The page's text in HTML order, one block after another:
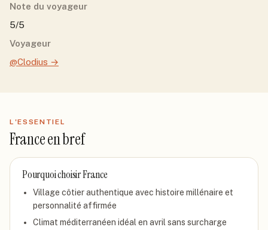
Note du voyageur
5/5
Voyageur
@Clodius →
L'ESSENTIEL
Franceen bref
Pourquoi choisirFrance
Village côtier authentique avec histoire millénaire et
personnalité affirmée
Climat méditerranéen idéal en avril sans surcharge